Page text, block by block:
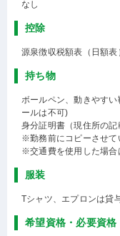
なし
控除
源泉徴収税額表（日額表
持ち物
ボールペン、動きやす
ールは不可)
身分証明書（現住所の記
※勤務前にコピーさせて
※交通費を使用した場合
服装
Tシャツ、エプロンは貸
希望資格・必要資格